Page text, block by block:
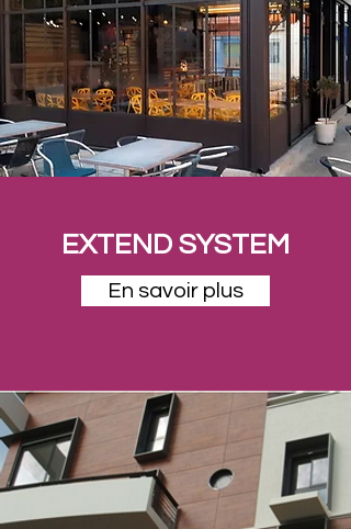
EXTEND SYSTEM
En savoir plus